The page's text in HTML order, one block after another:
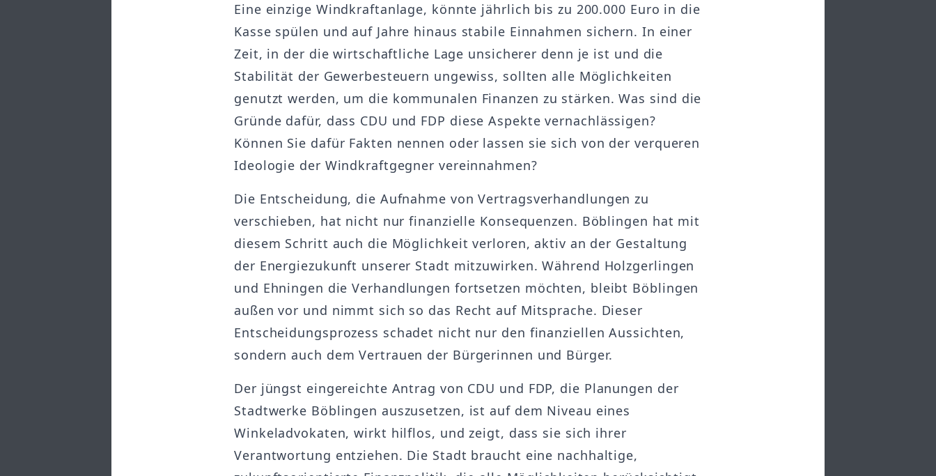
Eine einzige Windkraftanlage, könnte jährlich bis zu 200.000 Euro in die
Kasse spülen und auf Jahre hinaus stabile Einnahmen sichern. In einer
Zeit, in der die wirtschaftliche Lage unsicherer denn je ist und die
Stabilität der Gewerbesteuern ungewiss, sollten alle Möglichkeiten
genutzt werden, um die kommunalen Finanzen zu stärken. Was sind die
Gründe dafür, dass CDU und FDP diese Aspekte vernachlässigen?
Können Sie dafür Fakten nennen oder lassen sie sich von der verqueren
Ideologie der Windkraftgegner vereinnahmen?
Die Entscheidung, die Aufnahme von Vertragsverhandlungen zu
verschieben, hat nicht nur finanzielle Konsequenzen. Böblingen hat mit
diesem Schritt auch die Möglichkeit verloren, aktiv an der Gestaltung
der Energiezukunft unserer Stadt mitzuwirken. Während Holzgerlingen
und Ehningen die Verhandlungen fortsetzen möchten, bleibt Böblingen
außen vor und nimmt sich so das Recht auf Mitsprache. Dieser
Entscheidungsprozess schadet nicht nur den finanziellen Aussichten,
sondern auch dem Vertrauen der Bürgerinnen und Bürger.
Der jüngst eingereichte Antrag von CDU und FDP, die Planungen der
Stadtwerke Böblingen auszusetzen, ist auf dem Niveau eines
Winkeladvokaten, wirkt hilflos, und zeigt, dass sie sich ihrer
Verantwortung entziehen. Die Stadt braucht eine nachhaltige,